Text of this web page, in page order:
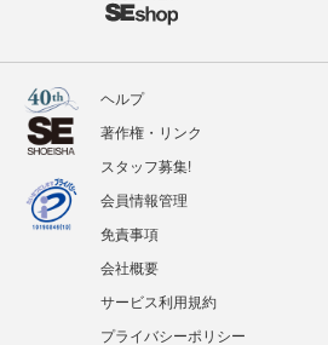
ヘルプ
著作権・リンク
スタッフ募集!
会員情報管理
免責事項
会社概要
サービス利用規約
プライバシーポリシー